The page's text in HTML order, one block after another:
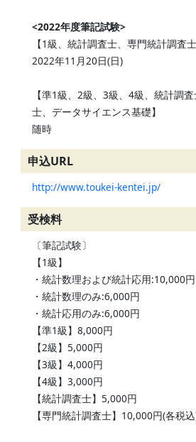
<2022年度筆記試験>
【1級、統計調査士、専門統計調査士
2022年11月20日(日)
【準1級、2級、3級、4級、統計調
士、データサイエンス基礎】
随時
申込URL
http://www.toukei-kentei.jp/
受検料
〔筆記試験〕
【1級】
・統計数理および統計応用:10,000円
・統計数理のみ:6,000円
・統計応用のみ:6,000円
【準1級】8,000円
【2級】5,000円
【3級】4,000円
【4級】3,000円
【統計調査士】5,000円
【専門統計調査士】10,000円(各税